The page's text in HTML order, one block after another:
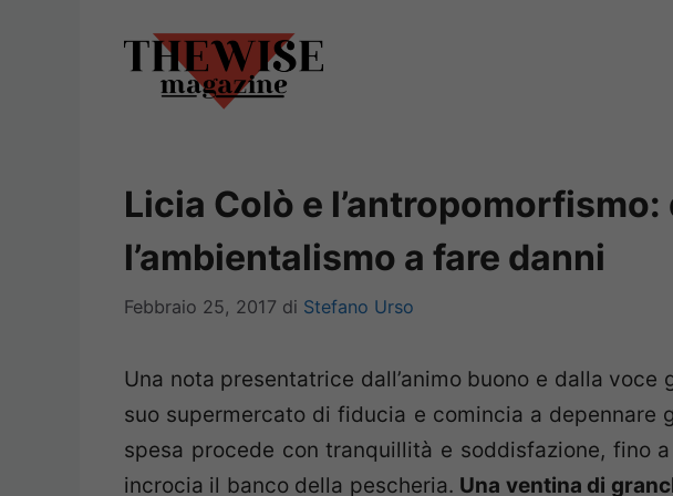
Licia Colò e l’antropomorfismo:
l’ambientalismo a fare danni
Febbraio 25, 2017 di Stefano Urso
Una nota presentatrice dall’animo buono e dalla voce
suo supermercato di fiducia e comincia a depennare
spesa procede con tranquillità e soddisfazione, fino
incrocia il banco della pescheria. Una ventina di